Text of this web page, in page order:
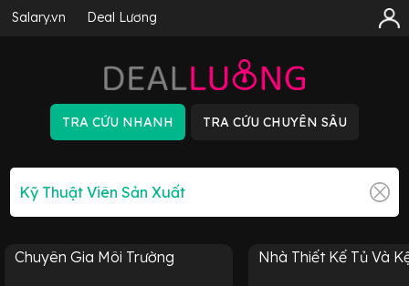
Salary.vn Deal Lương
Chuyên Gia Môi Trường Nhà Thiết Kế Tủ Và